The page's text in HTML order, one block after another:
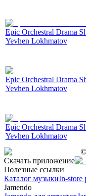
Epic Orchestral Drama
Yevhen Lokhmatov
Epic Orchestral Drama
Yevhen Lokhmatov
Epic Orchestral Drama
Yevhen Lokhmatov
©
Скачать приложение
Полезные ссылки
Каталог музыкиIn-store
Jamendo